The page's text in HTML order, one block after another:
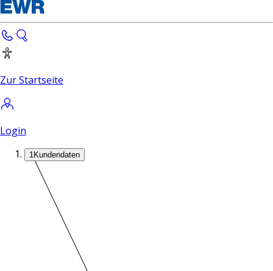
Zur Startseite
Login
1Kundendaten